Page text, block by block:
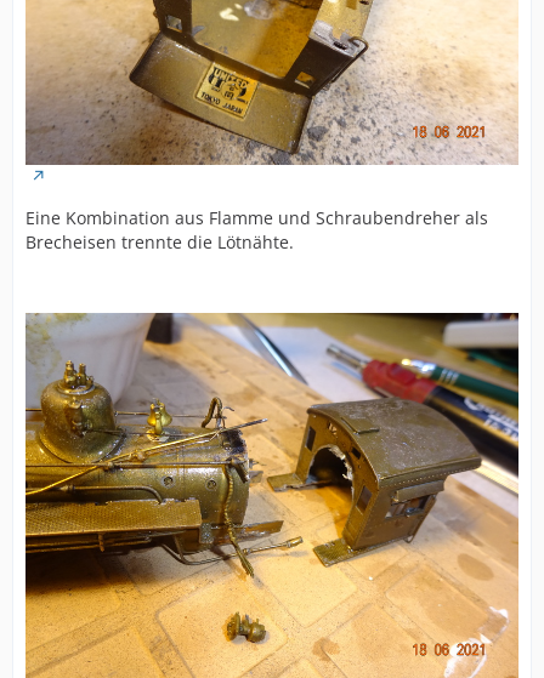
Eine Kombination aus Flamme und Schraubendreher als
Brecheisen trennte die Lötnähte.